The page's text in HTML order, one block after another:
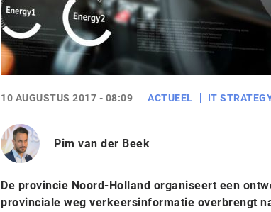
10 AUGUSTUS 2017 - 08:09 ACTUEEL IT
Pim van der Beek
De provincie Noord-Holland organiseert een
provinciale weg verkeersinformatie overbrengt